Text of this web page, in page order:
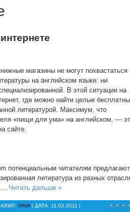
магазины не могут похвастаться
на английском языке: ни
В этой ситуации на
где можно найти целые
литературой. Максимум, что
«пищи для ума» на английском, —
сайте.
потенциальным читателям предлагают
литература из разных
... Читать дальше »
YAVA | ДАТА: 11.02.2011 |